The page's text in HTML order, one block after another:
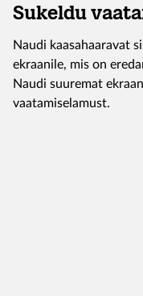
Sukeldu
Naudi kaasahaaravat
ekraanile, mis on
Naudi suuremat
vaatamiselamust.